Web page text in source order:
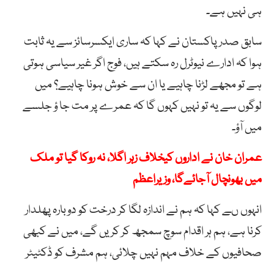
ہی نہیں ہے۔
سابق صدر پاکستان نے کہا کہ ساری ایکسرسائز سے یہ ثابت
ہوا کہ ادارے نیوٹرل رہ سکتے ہیں، فوج اگر غیر سیاسی ہوتی
ہے تو مجھے لڑنا چاہیے یا ان سے خوش ہونا چاہیے؟ میں
لوگوں سے یہ تو نہیں کہوں گا کہ عمرے پر مت جا ؤ جلسے
میں آؤ۔
عمران خان نے اداروں کیخلاف زہر اگلا، نہ روکا گیا تو ملک
میں بھونچال آجائےگا، وزیراعظم
انہوں ںے کہا کہ ہم نے اندازہ لگا کر درخت کو دوبارہ پھلدار
کرنا ہے، ہم ہر اقدام سوچ سمجھ کر کریں گے، میں نے کبھی
صحافیوں کے خلاف مہم نہیں چلائی، ہم مشرف کو ڈکٹیٹر